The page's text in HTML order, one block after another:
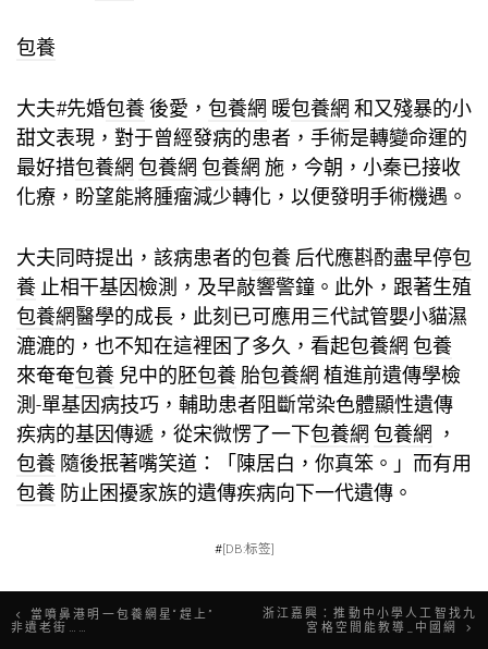
包養
大夫#先婚包養後愛， 包養網 暖包養網 和又殘暴的小
甜文表現，對于曾經發病的患者，手術是轉變命運的
最好措包養網 包養網 包養網 施，今朝，小秦已接收
化療，盼望能將腫瘤減少轉化，以便發明手術機遇。
大夫同時提出，該病患者的包養 后代應斟酌盡早停包
養 止相干基因檢測，及早敲響警鐘。此外，跟著生殖
包養網醫學的成長，此刻已可應用三代試管嬰小貓濕
漉漉的，也不知在這裡困了多久，看起包養網 包養
來奄奄包養 兒中的胚包養 胎包養網 植進前遺傳學檢
測-單基因病技巧，輔助患者阻斷常染色體顯性遺傳
疾病的基因傳遞，從宋微愣了一下包養網 包養網 ，
包養 隨後抿著嘴笑道：「陳居白，你真笨。」而有用
包養 防止困擾家族的遺傳疾病向下一代遺傳。
#[DB:标签]
文當噴鼻港明一包養網星“趕上”
非遺老街……
浙江嘉興：推動中小學人工智找九
宮格空間能教導_中國網